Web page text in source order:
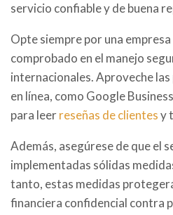
servicio confiable y de buena
Opte siempre por una
comprobado en el manejo
internacionales. Aproveche
en línea, como Google
para leerreseñas de clientesy
Además, asegúrese de que el
implementadas sólidas
tanto, estas medidas
financiera confidencial contra